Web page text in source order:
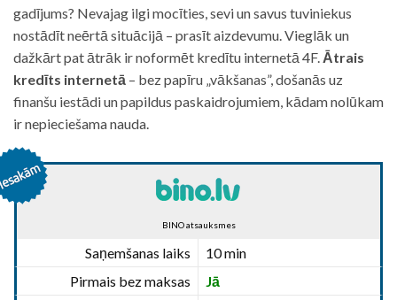
gadījums? Nevajag ilgi mocīties, sevi un savus tuviniekus
nostādīt neērtā situācijā – prasīt aizdevumu. Vieglāk un
dažkārt pat ātrāk ir noformēt kredītu internetā 4F. Ātrais
kredīts internetā – bez papīru „vākšanas”, došanās uz
finanšu iestādi un papildus paskaidrojumiem, kādam nolūkam
ir nepieciešama nauda.
BINO atsauksmes
Saņemšanas laiks
10 min
Pirmais bez maksas
Jā